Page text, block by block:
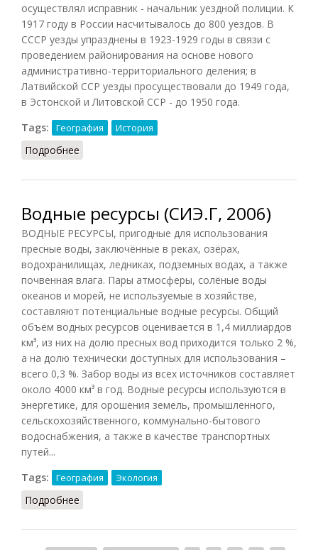
осуществлял исправник - начальник уездной полиции. К
1917 году в России насчитывалось до 800 уездов. В
СССР уезды упразднены в 1923-1929 годы в связи с
проведением районирования на основе нового
административно-территориального деления; в
Латвийской ССР уезды просуществовали до 1949 года,
в Эстонской и Литовской ССР - до 1950 года.
Tags:
География История
Подробнее
Водные ресурсы (СИЭ.Г, 2006)
ВОДНЫЕ РЕСУРСЫ, пригодные для использования
пресные воды, заключённые в реках, озёрах,
водохранилищах, ледниках, подземных водах, а также
почвенная влага. Пары атмосферы, солёные воды
океанов и морей, не используемые в хозяйстве,
составляют потенциальные водные ресурсы. Общий
объём водных ресурсов оценивается в 1,4 миллиардов
км³, из них на долю пресных вод приходится только 2 %,
а на долю технически доступных для использования –
всего 0,3 %. Забор воды из всех источников составляет
около 4000 км³ в год. Водные ресурсы используются в
энергетике, для орошения земель, промышленного,
сельскохозяйственного, коммунально-бытового
водоснабжения, а также в качестве транспортных
путей...
Tags:
География Экология
Подробнее